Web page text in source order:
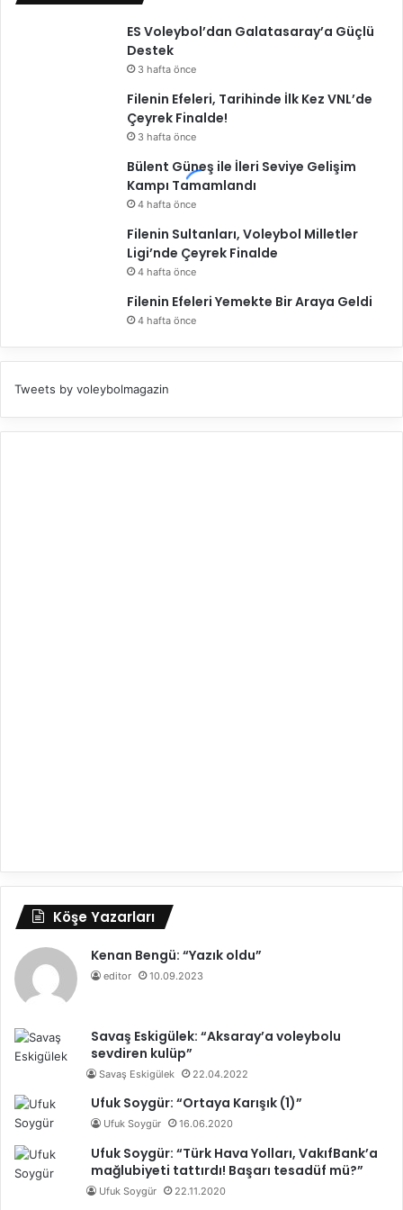
ES Voleybol’dan Galatasaray’a Güçlü
Destek
3 hafta önce
Filenin Efeleri, Tarihinde İlk Kez VNL’de
Çeyrek Finalde!
3 hafta önce
Bülent Güneş ile İleri Seviye Gelişim
Kampı Tamamlandı
4 hafta önce
Filenin Sultanları, Voleybol Milletler
Ligi’nde Çeyrek Finalde
4 hafta önce
Filenin Efeleri Yemekte Bir Araya Geldi
4 hafta önce
Tweets by voleybolmagazin
Köşe Yazarları
Kenan Bengü: “Yazık oldu”
editor 10.09.2023
Savaş Eskigülek: “Aksaray’a voleybolu
sevdiren kulüp”
Savaş Eskigülek 22.04.2022
Ufuk Soygür: “Ortaya Karışık (1)”
Ufuk Soygür 16.06.2020
Ufuk Soygür: “Türk Hava Yolları, VakıfBank’a
mağlubiyeti tattırdı! Başarı tesadüf mü?”
Ufuk Soygür 22.11.2020